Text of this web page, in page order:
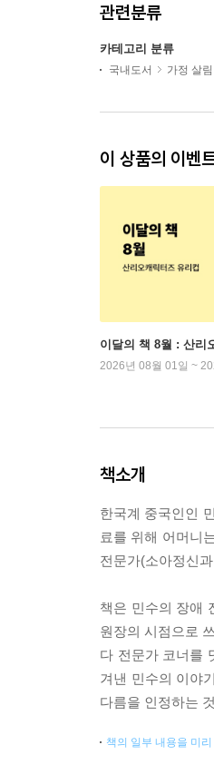
관련분류
카테고리 분류
국내도서 가정 살림
이 상품의 이벤
이달의 책 8월 : 산리
2026년 08월 01일 ~
책소개
한국계 중국인인
료를 위해 어머니
전문가(소아정신
책은 민수의 장애
원장의 시점으로
다 전문가 코너를
겨낸 민수의 이야
다름을 인정하는
책의 일부 내용을 미